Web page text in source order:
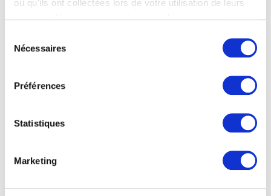
ou qu'ils ont collectées lors de votre utilisation de leurs
Nécessaires
Préférences
Statistiques
Marketing